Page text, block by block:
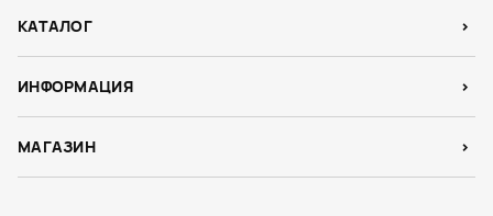
КАТАЛОГ
ИНФОРМАЦИЯ
МАГАЗИН